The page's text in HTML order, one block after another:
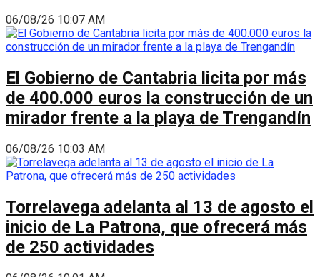
06/08/26 10:07 AM
El Gobierno de Cantabria licita por más
de 400.000 euros la construcción de un
mirador frente a la playa de Trengandín
06/08/26 10:03 AM
Torrelavega adelanta al 13 de agosto el
inicio de La Patrona, que ofrecerá más
de 250 actividades